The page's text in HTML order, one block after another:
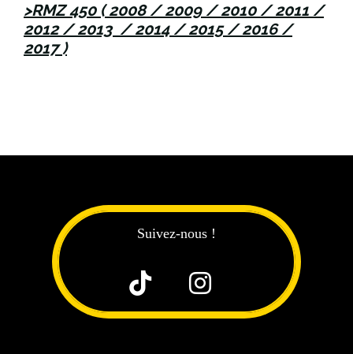
>RMZ 450 ( 2008 / 2009 / 2010 / 2011 /
2012 / 2013 / 2014 / 2015 / 2016 /
2017 )
Suivez-nous !
 